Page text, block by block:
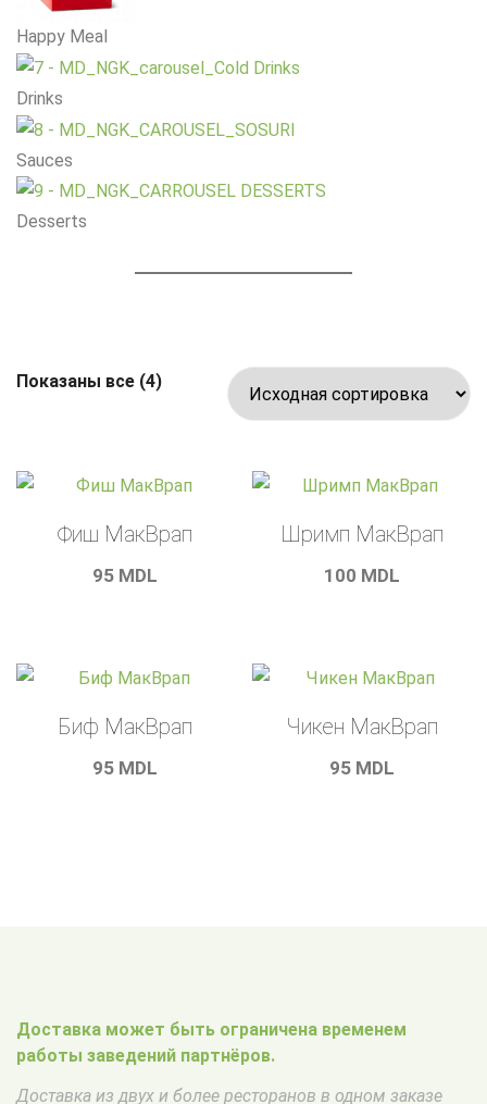
Happy Meal
Drinks
Sauces
Desserts
Показаны все (4)
Фиш МакВрап
95 MDL
Шримп МакВрап
100 MDL
Биф МакВрап
95 MDL
Чикен МакВрап
95 MDL
Доставка может быть ограничена временем
работы заведений партнёров.
Доставка из двух и более ресторанов в одном заказе